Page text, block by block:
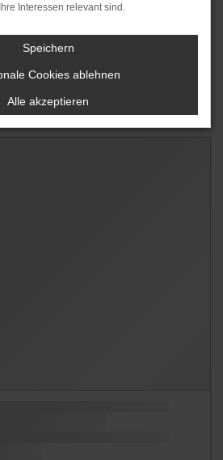
Interessen relevant sind.
Speichern
Cookies ablehnen
Alle akzeptieren